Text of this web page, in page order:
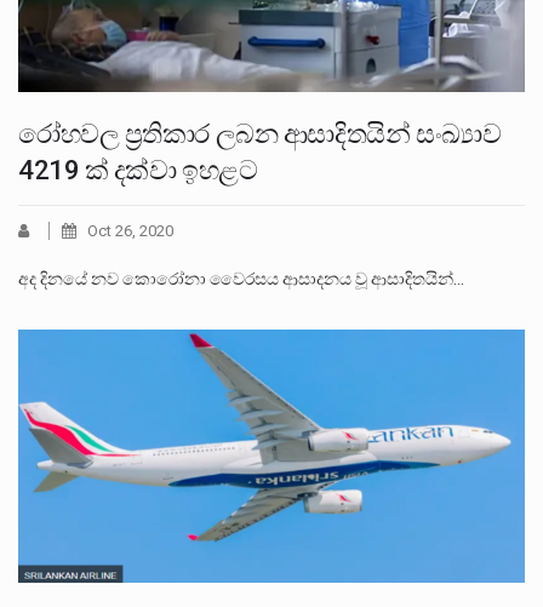
රෝහවල ප්‍රතිකාර ලබන ආසාදිතයින් සංඛ්‍යාව
4219 ක් දක්වා ඉහළට
Oct 26, 2020
අද දිනයේ නව කොරෝනා වෛරසය ආසාදනය වූ ආසාදිතයින්…